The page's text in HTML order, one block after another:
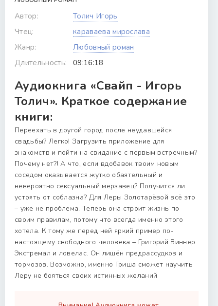
Автор:
Толич Игорь
Чтец:
караваева мирослава
Жанр:
Любовный роман
Длительность:
09:16:18
Аудиокнига «Свайп - Игорь
Толич». Краткое содержание
книги:
Переехать в другой город после неудавшейся
свадьбы? Легко! Загрузить приложение для
знакомств и пойти на свидание с первым встречным?
Почему нет?! А что, если вдобавок твоим новым
соседом оказывается жутко обаятельный и
невероятно сексуальный мерзавец? Получится ли
устоять от соблазна? Для Леры Золотарёвой всё это
– уже не проблема. Теперь она строит жизнь по
своим правилам, потому что всегда именно этого
хотела. К тому же перед ней яркий пример по-
настоящему свободного человека – Григорий Виннер.
Экстремал и ловелас. Он лишён предрассудков и
тормозов. Возможно, именно Гриша сможет научить
Леру не бояться своих истинных желаний